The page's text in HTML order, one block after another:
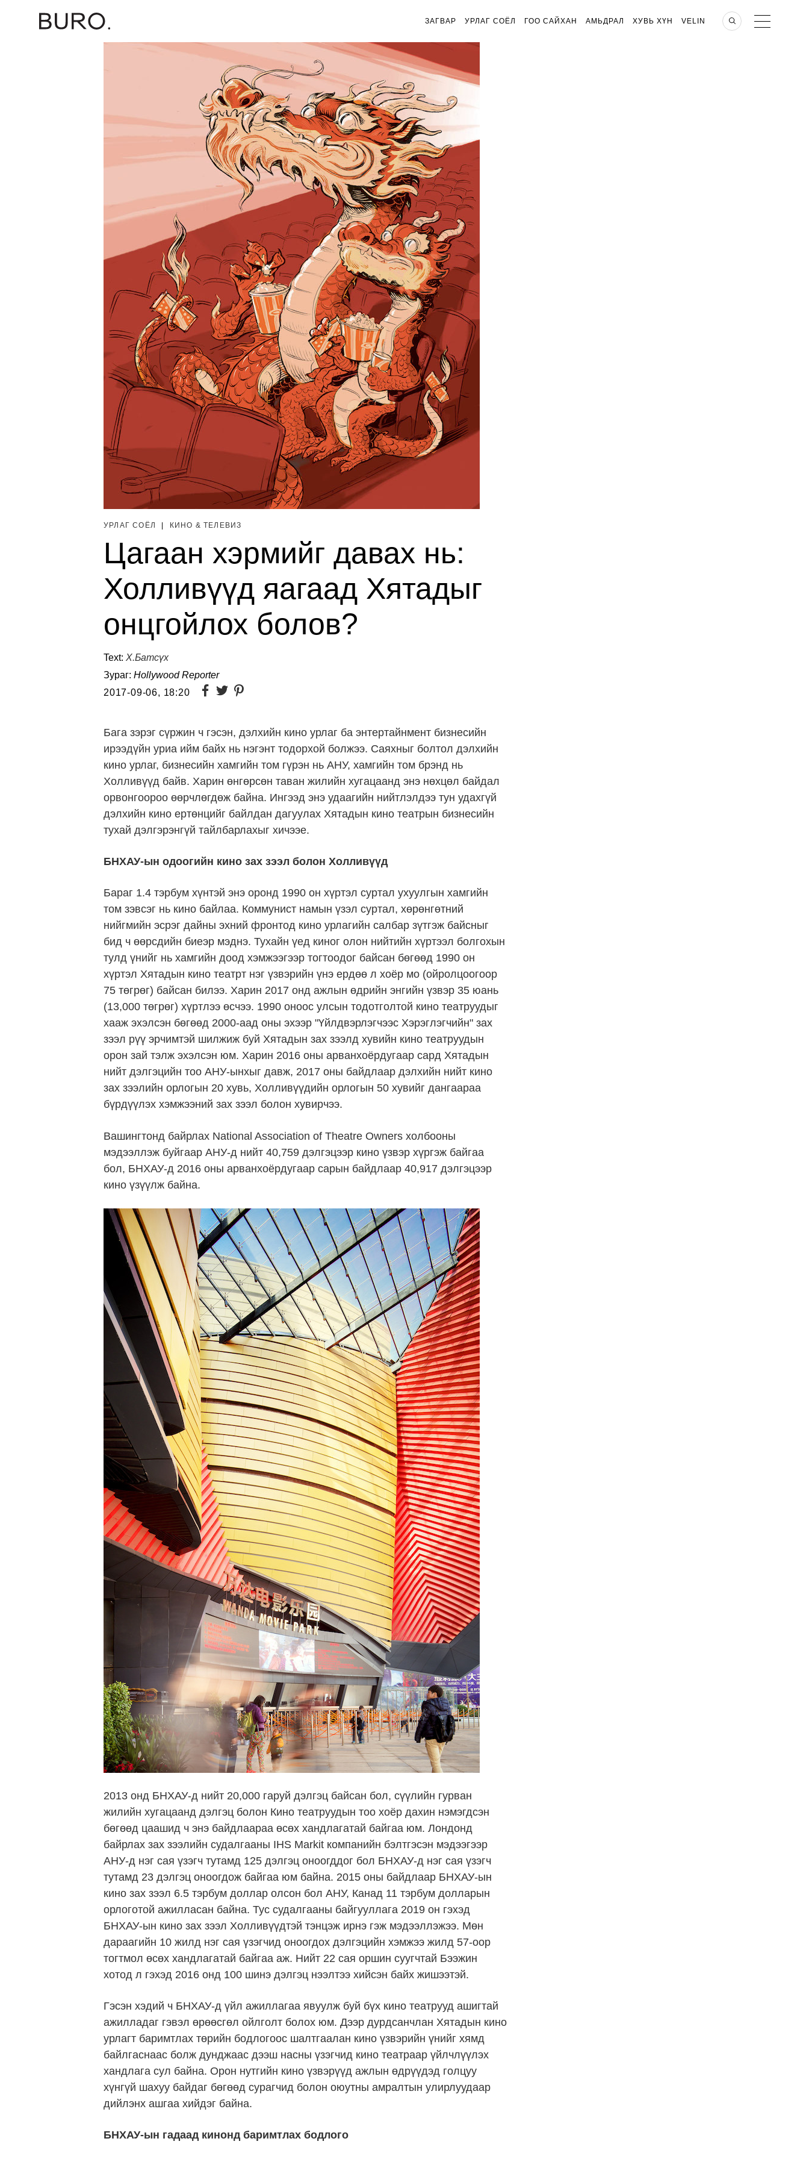
ЗАГВАР УРЛАГ СОЁЛ ГОО САЙХАН АМЬДРАЛ ХУВЬ ХҮН VELIN
УРЛАГ СОЁЛ КИНО & ТЕЛЕВИЗ
Цагаан хэрмийг давах нь:
Холливүүд яагаад Хятадыг
онцгойлох болов?
Text: Х.Батсүх
Зураг: Hollywood Reporter
2017-09-06, 18:20
Бага зэрэг сүржин ч гэсэн, дэлхийн кино урлаг ба энтертaйнмент бизнесийн
ирээдүйн уриа ийм байх нь нэгэнт тодорхой болжээ. Саяхныг болтол дэлхийн
кино урлаг, бизнесийн хамгийн том гүрэн нь АНУ, хамгийн том брэнд нь
Холливүүд байв. Харин өнгөрсөн таван жилийн хугацаанд энэ нөхцөл байдал
орвонгоороо өөрчлөгдөж байна. Ингээд энэ удаагийн нийтлэлдээ тун удахгүй
дэлхийн кино ертөнцийг байлдан дагуулах Хятадын кино театрын бизнесийн
тухай дэлгэрэнгүй тайлбарлахыг хичээе.
БНХАУ-ын одоогийн кино зах зээл болон Холливүүд
Бараг 1.4 тэрбум хүнтэй энэ оронд 1990 он хүртэл суртал ухуулгын хамгийн
том зэвсэг нь кино байлаа. Коммунист намын үзэл суртал, хөрөнгөтний
нийгмийн эсрэг дайны эхний фронтод кино урлагийн салбар зүтгэж байсныг
бид ч өөрсдийн биеэр мэднэ. Тухайн үед киног олон нийтийн хүртээл болгохын
тулд үнийг нь хамгийн доод хэмжээгээр тогтоодог байсан бөгөөд 1990 он
хүртэл Хятадын кино театрт нэг үзвэрийн үнэ ердөө л хоёр мо (ойролцоогоор
75 төгрөг) байсан билээ. Харин 2017 онд ажлын өдрийн энгийн үзвэр 35 юань
(13,000 төгрөг) хүртлээ өсчээ. 1990 оноос улсын тодотголтой кино театруудыг
хааж эхэлсэн бөгөөд 2000-аад оны эхээр "Үйлдвэрлэгчээс Хэрэглэгчийн" зах
зээл рүү эрчимтэй шилжиж буй Хятадын зах зээлд хувийн кино театруудын
орон зай тэлж эхэлсэн юм. Харин 2016 оны арванхоёрдугаар сард Хятадын
нийт дэлгэцийн тоо АНУ-ынхыг давж, 2017 оны байдлаар дэлхийн нийт кино
зах зээлийн орлогын 20 хувь, Холливүүдийн орлогын 50 хувийг дангаараа
бүрдүүлэх хэмжээний зах зээл болон хувирчээ.
Вашингтонд байрлах National Association of Theatre Owners холбооны
мэдээллэж буйгаар АНУ-д нийт 40,759 дэлгэцээр кино үзвэр хүргэж байгаа
бол, БНХАУ-д 2016 оны арванхоёрдугаар сарын байдлаар 40,917 дэлгэцээр
кино үзүүлж байна.
2013 онд БНХАУ-д нийт 20,000 гаруй дэлгэц байсан бол, сүүлийн гурван
жилийн хугацаанд дэлгэц болон Кино театруудын тоо хоёр дахин нэмэгдсэн
бөгөөд цаашид ч энэ байдлаараа өсөх хандлагатай байгаа юм. Лондонд
байрлах зах зээлийн судалгааны IHS Markit компанийн бэлтгэсэн мэдээгээр
АНУ-д нэг сая үзэгч тутамд 125 дэлгэц оноогддог бол БНХАУ-д нэг сая үзэгч
тутамд 23 дэлгэц оноогдож байгаа юм байна. 2015 оны байдлаар БНХАУ-ын
кино зах зээл 6.5 тэрбум доллар олсон бол АНУ, Канад 11 тэрбум долларын
орлоготой ажилласан байна. Тус судалгааны байгууллага 2019 он гэхэд
БНХАУ-ын кино зах зээл Холливүүдтэй тэнцэж ирнэ гэж мэдээллэжээ. Мөн
дараагийн 10 жилд нэг сая үзэгчид оноогдох дэлгэцийн хэмжээ жилд 57-оор
тогтмол өсөх хандлагатай байгаа аж. Нийт 22 сая оршин суугчтай Бээжин
хотод л гэхэд 2016 онд 100 шинэ дэлгэц нээлтээ хийсэн байх жишээтэй.
Гэсэн хэдий ч БНХАУ-д үйл ажиллагаа явуулж буй бүх кино театрууд ашигтай
ажилладаг гэвэл өрөөсгөл ойлголт болох юм. Дээр дурдсанчлан Хятадын кино
урлагт баримтлах төрийн бодлогоос шалтгаалан кино үзвэрийн үнийг хямд
байлгаснаас болж дунджаас дээш насны үзэгчид кино театраар үйлчлүүлэх
хандлага сул байна. Орон нутгийн кино үзвэрүүд ажлын өдрүүдэд голцуу
хүнгүй шахуу байдаг бөгөөд сурагчид болон оюутны амралтын улирлуудаар
дийлэнх ашгаа хийдэг байна.
БНХАУ-ын гадаад кинонд баримтлах бодлого